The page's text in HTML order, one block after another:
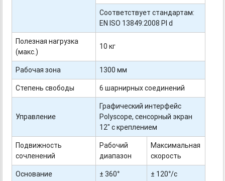
Соответствует стандартам:
EN ISO 13849:2008 Pl d
Полезная нагрузка
(макс.)
10 кг
Рабочая зона
1300 мм
Степень свободы
6 шарнирных соединений
Управление
Графический интерфейс
Polyscope, сенсорный экран
12" с креплением
Подвижность
сочленений
Рабочий
диапазон
Максимальная
скорость
Основание
± 360°
± 120°/с